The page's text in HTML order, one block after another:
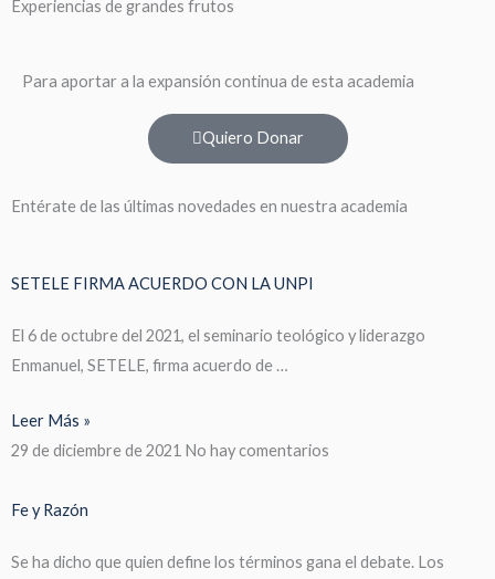
Experiencias de grandes frutos
Para aportar a la expansión continua de esta academia
Quiero Donar
Entérate de las últimas novedades en nuestra academia
SETELE FIRMA ACUERDO CON LA UNPI
El 6 de octubre del 2021, el seminario teológico y liderazgo
Enmanuel, SETELE, firma acuerdo de …
Leer Más »
29 de diciembre de 2021 No hay comentarios
Fe y Razón
Se ha dicho que quien define los términos gana el debate. Los